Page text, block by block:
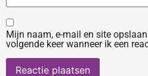
Mijn naam, e-mail en site
volgende keer wanneer ik een